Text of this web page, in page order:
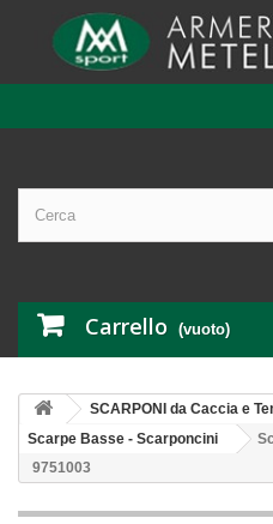
Carrello (vuoto)
SCARPONI da Caccia e
Scarpe Basse - Scarponcini
9751003